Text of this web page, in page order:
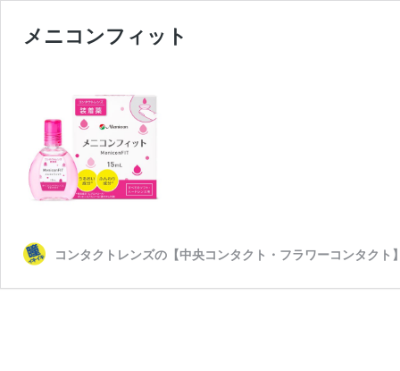
メニコンフィット
コンタクトレンズの【中央コンタクト・フラワーコンタクト